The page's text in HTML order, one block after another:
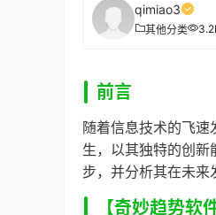
qimiao3
其他分类
前言
随着信息技术的飞
生，以其独特的创
步，并分析其在未来
【奇妙趋势软